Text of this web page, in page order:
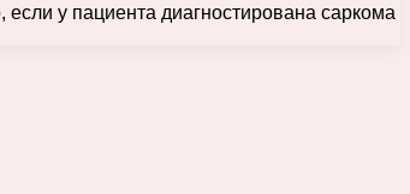
у пациента диагностирована саркома